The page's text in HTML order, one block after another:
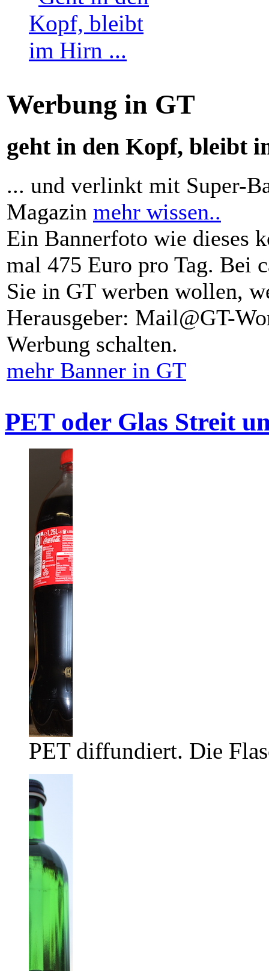
Werbung in GT
geht in den Kopf, bleibt
... und verlinkt mit Super-
Magazin mehr wissen..
Ein Bannerfoto wie dieses
mal 475 Euro pro Tag. Bei
Sie in GT werben wollen,
Herausgeber: Mail@GT-
Werbung schalten.
mehr Banner in GT
PET oder Glas Streit
PET diffundiert. Die